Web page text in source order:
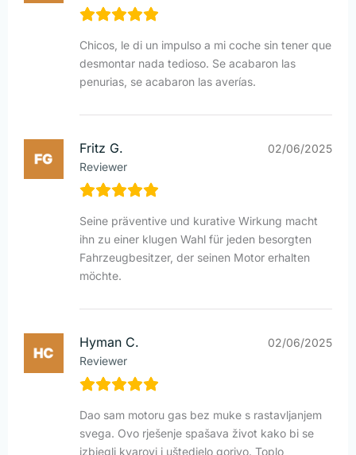
Chicos, le di un impulso a mi coche sin tener que
desmontar nada tedioso. Se acabaron las
penurias, se acabaron las averías.
Fritz G.
Reviewer
02/06/2025
Seine präventive und kurative Wirkung macht
ihn zu einer klugen Wahl für jeden besorgten
Fahrzeugbesitzer, der seinen Motor erhalten
möchte.
Hyman C.
Reviewer
02/06/2025
Dao sam motoru gas bez muke s rastavljanjem
svega. Ovo rješenje spašava život kako bi se
izbjegli kvarovi i uštedjelo gorivo. Toplo